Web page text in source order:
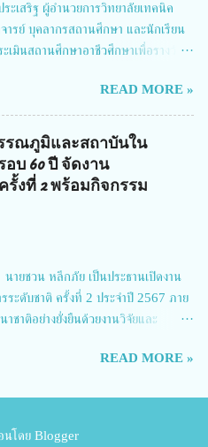
จังหวัดนนทบุรี ดร.วิภารัตน์ ดีอ่อง
กล่าวว่า วช. ในฐานะหน่วยงานบริหาร
ถึงความสำคัญของกา...
เสริฐ ผู้อำนวยการวิทยาลัยเทคนิค
รย์ บุคลากรสถานศึกษา และนักเรียน
มินสถานศึกษาอาชีวศึกษาเพื่อรางวัล
ทยาลัยเทคนิคตาก ประธานคณะอนุกร
ณวุฒิ 2.นายภัทธาวุธ โพธา ผู้อำนวย
างสาวหัตถาภรณ์ เสาร์เรือน ผู้อำนวย
พ็ญศรี ขุนทอง ผู้อำนวยการวิทยาลัย
คงวังทอง ผู้อำนวยการวิทยาลัย
รงค์ คชมาตย์ ผู้อำนวยการวิทยาลัย
ทยาลัยเทคนิคตาก นายจักรภพ กล่าว
ศึกษาขนาดใหญ่พิเศษ มีความเป็นมาที่
ำนวนมาก ต้องการควา...
READ MORE »
รณภูมิและสถาบันใน
บ 60 ปี จัดงาน
งที่ 2 พร้อมกิจกรรม
ายชวน หลีกภัย เป็นประธานเปิดงาน
รระดับชาติ ครั้งที่ 2 ประจำปี 2567 ภาย
ชาติอย่างยั่งยืนด้วยงานวิจัยและ
Conference 2024: 'Towards
งานวิจัยและนวัตกรรม" และ นางสาวศิริ
READ MORE »
นโดย Blogger